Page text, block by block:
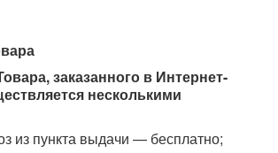
заказанного в Интернет-
несколькими
из пункта выдачи — бесплатно;